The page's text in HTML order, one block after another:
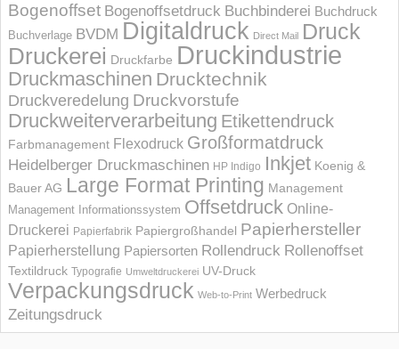
Bogenoffset Bogenoffsetdruck Buchbinderei Buchdruck
Buchverlage BVDM Digitaldruck Direct Mail Druck
Druckerei Druckfarbe Druckindustrie
Druckmaschinen Drucktechnik
Druckveredelung Druckvorstufe
Druckweiterverarbeitung Etikettendruck
Farbmanagement Flexodruck Großformatdruck
Heidelberger Druckmaschinen HP Indigo Inkjet Koenig &
Bauer AG Large Format Printing Management
Management Informations­system Offsetdruck Online-
Druckerei Papierfabrik Papiergroßhandel Papierhersteller
Papierherstellung Papiersorten Rollendruck Rollenoffset
Textildruck Typografie Umweltdruckerei UV-Druck
Verpackungsdruck Web-to-Print Werbedruck
Zeitungsdruck